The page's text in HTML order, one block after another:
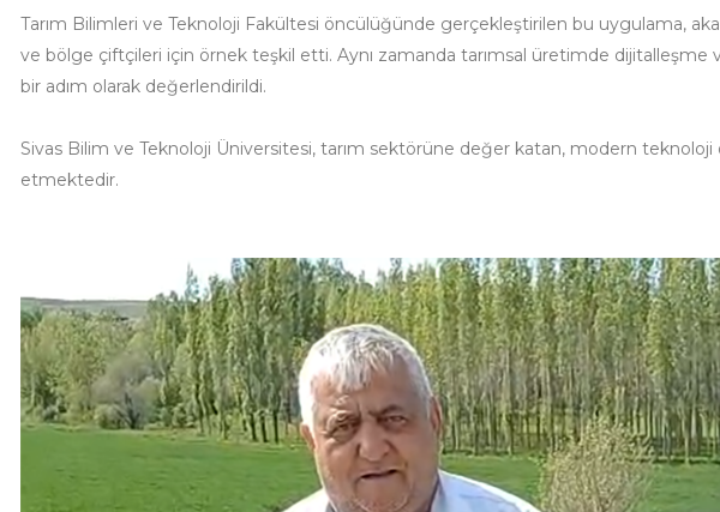
Tarım Bilimleri ve Teknoloji Fakültesi öncülüğünde gerçekleştirilen bu uygulama,
ve bölge çiftçileri için örnek teşkil etti. Aynı zamanda tarımsal üretimde dijitalleşme
bir adım olarak değerlendirildi.
Sivas Bilim ve Teknoloji Üniversitesi, tarım sektörüne değer katan, modern teknoloji
etmektedir.